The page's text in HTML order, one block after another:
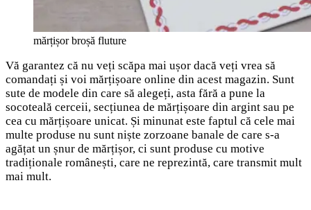
mărțișor broșă fluture
Vă garantez că nu veți scăpa mai ușor dacă veți vrea să
comandați și voi mărțișoare online din acest magazin. Sunt
sute de modele din care să alegeți, asta fără a pune la
socoteală cerceii, secțiunea de mărțișoare din argint sau pe
cea cu mărțișoare unicat. Și minunat este faptul că cele mai
multe produse nu sunt niște zorzoane banale de care s-a
agățat un șnur de mărțișor, ci sunt produse cu motive
tradiționale românești, care ne reprezintă, care transmit mult
mai mult.